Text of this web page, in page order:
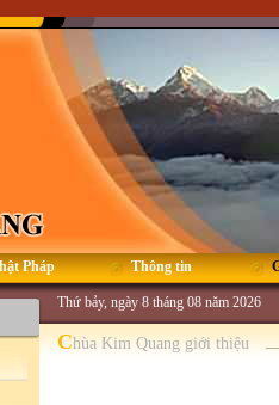
Pháp Thông tin
Thứ bảy, ngày 8 tháng 08 năm 2026
Chùa Kim Quang giới thiệu